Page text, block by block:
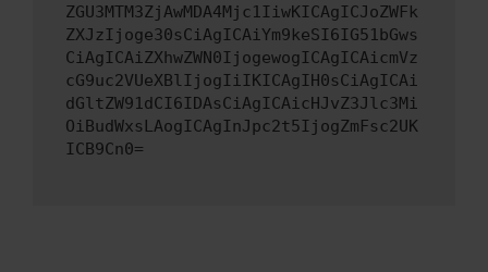
ZGU3MTM3ZjAwMDA4Mjc1IiwKICAgICJoZWFk
ZXJzIjoge30sCiAgICAiYm9keSI6IG51bGws
CiAgICAiZXhwZWN0IjogewogICAgICAicmVz
cG9uc2VUeXBlIjogIiIKICAgIH0sCiAgICAi
dGltZW91dCI6IDAsCiAgICAicHJvZ3Jlc3Mi
OiBudWxsLAogICAgInJpc2t5IjogZmFsc2UK
ICB9Cn0=